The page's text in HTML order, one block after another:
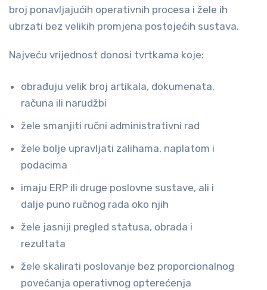
broj ponavljajućih operativnih procesa i žele ih
ubrzati bez velikih promjena postojećih sustava.
Najveću vrijednost donosi tvrtkama koje:
obrađuju velik broj artikala, dokumenata,
računa ili narudžbi
žele smanjiti ručni administrativni rad
žele bolje upravljati zalihama, naplatom i
podacima
imaju ERP ili druge poslovne sustave, ali i
dalje puno ručnog rada oko njih
žele jasniji pregled statusa, obrada i
rezultata
žele skalirati poslovanje bez proporcionalnog
povećanja operativnog opterećenja